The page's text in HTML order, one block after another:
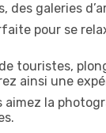
galeries
pour se
touristes,
ainsi une
aimez la